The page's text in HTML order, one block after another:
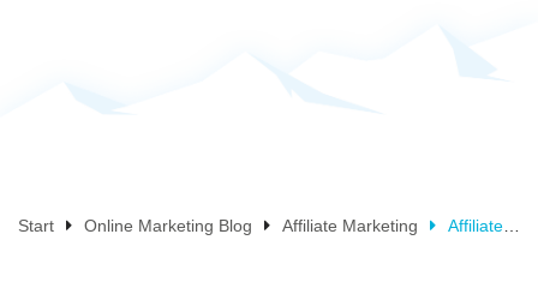
Start Online Marketing Blog Affiliate Marketing Affiliate Marketing 2008 – eine Zeitreise